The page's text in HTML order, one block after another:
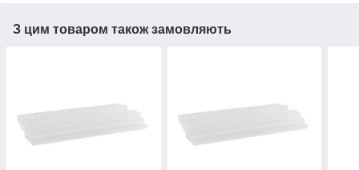
З цим товаром також замовляють